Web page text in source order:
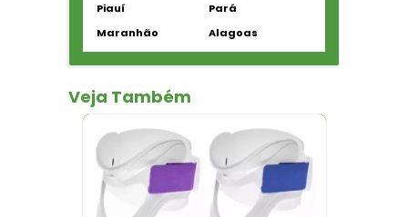
Piauí
Pará
Maranhão
Alagoas
Veja Também